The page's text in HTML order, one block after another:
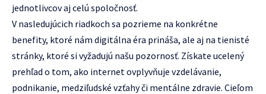
jednotlivcov aj celú spoločnosť.
V nasledujúcich riadkoch sa pozrieme na konkrétne
benefity, ktoré nám digitálna éra prináša, ale aj na tienisté
stránky, ktoré si vyžadujú našu pozornosť. Získate ucelený
prehľad o tom, ako internet ovplyvňuje vzdelávanie,
podnikanie, medziľudské vzťahy či mentálne zdravie. Cieľom